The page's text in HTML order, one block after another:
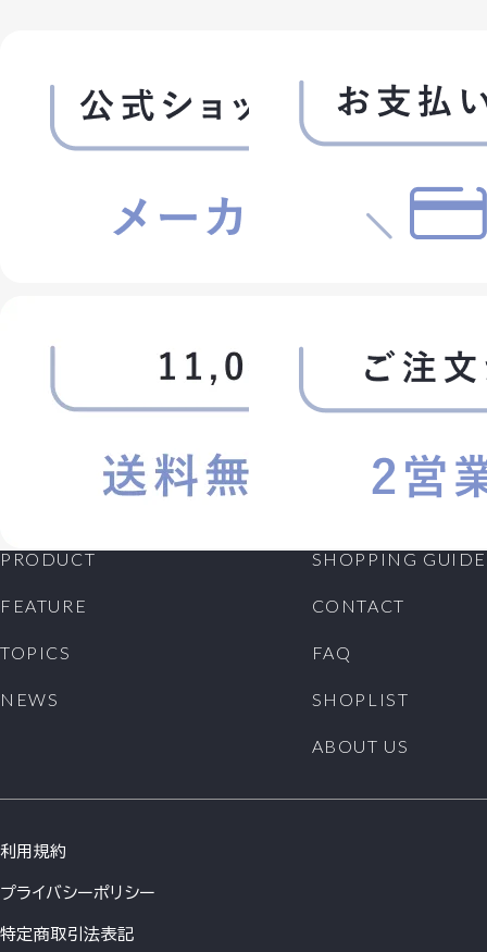
PRODUCT
FEATURE
TOPICS
NEWS
SHOPPING GUIDE
CONTACT
FAQ
SHOPLIST
ABOUT US
利用規約
プライバシーポリシー
特定商取引法表記